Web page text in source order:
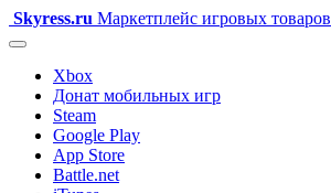
Skyress.ru Маркетплейс игровых товаров
Xbox
Донат мобильных игр
Steam
Google Play
App Store
Battle.net